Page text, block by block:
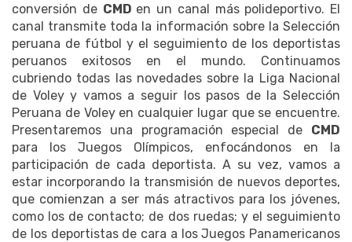
conversión de CMD en un canal más polideportivo. El
canal transmite toda la información sobre la Selección
peruana de fútbol y el seguimiento de los deportistas
peruanos exitosos en el mundo. Continuamos
cubriendo todas las novedades sobre la Liga Nacional
de Voley y vamos a seguir los pasos de la Selección
Peruana de Voley en cualquier lugar que se encuentre.
Presentaremos una programación especial de CMD
para los Juegos Olímpicos, enfocándonos en la
participación de cada deportista. A su vez, vamos a
estar incorporando la transmisión de nuevos deportes,
que comienzan a ser más atractivos para los jóvenes,
como los de contacto; de dos ruedas; y el seguimiento
de los deportistas de cara a los Juegos Panamericanos